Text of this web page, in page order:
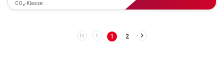
CO₂-Klasse:
1 2